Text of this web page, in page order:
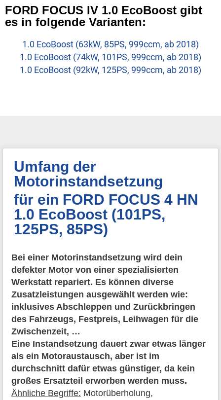
FORD FOCUS IV 1.0 EcoBoost gibt
es in folgende Varianten:
1.0 EcoBoost (63kW, 85PS, 999ccm, ab 2018)
1.0 EcoBoost (74kW, 101PS, 999ccm, ab 2018)
1.0 EcoBoost (92kW, 125PS, 999ccm, ab 2018)
Umfang der
Motorinstandsetzung
für ein FORD FOCUS 4 HN
1.0 EcoBoost (101PS,
125PS, 85PS)
Bei einer Motorinstandsetzung wird dein
defekter Motor von einer spezialisierten
Werkstatt repariert. Es können diverse
Zusatzleistungen ausgewählt werden wie:
inklusives Abschleppen und Zurückbringen
des Fahrzeugs, Festpreis, Leihwagen für die
Zwischenzeit, …
Eine Instandsetzung dauert zwar etwas länger
als ein Motoraustausch, aber ist im
durchschnitt dafür etwas günstiger, da kein
großes Ersatzteil erworben werden muss.
Ähnliche Begriffe: Motorüberholung,